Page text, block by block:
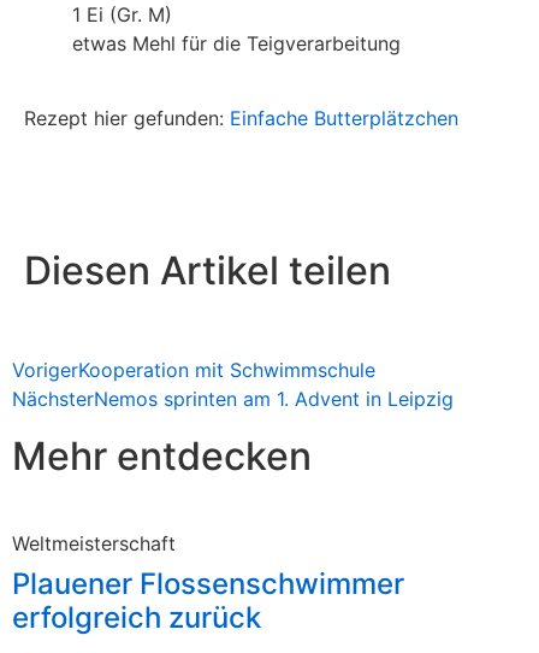
1 Ei (Gr. M)
etwas Mehl für die Teigverarbeitung
Rezept hier gefunden: Einfache Butterplätzchen
Diesen Artikel teilen
VorigerKooperation mit Schwimmschule
NächsterNemos sprinten am 1. Advent in Leipzig
Mehr entdecken
Weltmeisterschaft
Plauener Flossenschwimmer
erfolgreich zurück